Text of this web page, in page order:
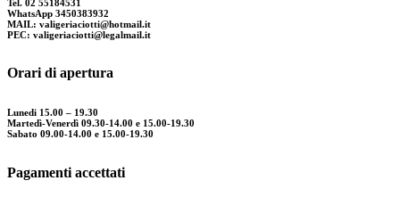
Tel. 02 55184531
WhatsApp 3450383932
MAIL: valigeriaciotti@hotmail.it
PEC: valigeriaciotti@legalmail.it
Orari di apertura
Lunedi 15.00 – 19.30
Martedì-Venerdì 09.30-14.00 e 15.00-19.30
Sabato 09.00-14.00 e 15.00-19.30
Pagamenti accettati